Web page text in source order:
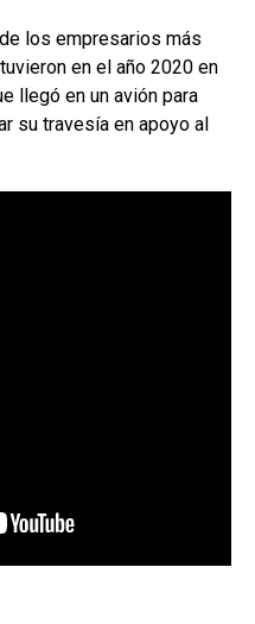
los empresarios más
en el año 2020 en
llegó en un avión para
su travesía en apoyo al